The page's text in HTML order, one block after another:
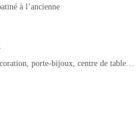
à l’ancienne
porte-bijoux, centre de table…